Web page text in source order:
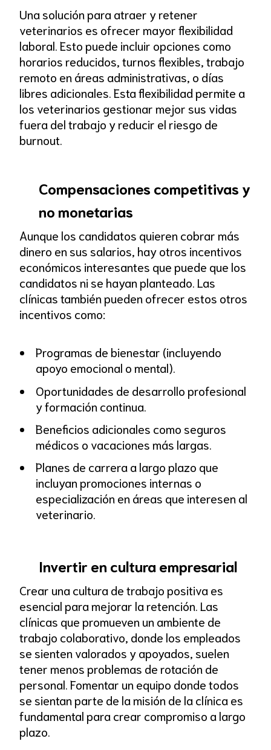
Una solución para atraer y retener
veterinarios es ofrecer mayor flexibilidad
laboral. Esto puede incluir opciones como
horarios reducidos, turnos flexibles, trabajo
remoto en áreas administrativas, o días
libres adicionales. Esta flexibilidad permite a
los veterinarios gestionar mejor sus vidas
fuera del trabajo y reducir el riesgo de
burnout.
Compensaciones competitivas y
no monetarias
Aunque los candidatos quieren cobrar más
dinero en sus salarios, hay otros incentivos
económicos interesantes que puede que los
candidatos ni se hayan planteado. Las
clínicas también pueden ofrecer estos otros
incentivos como:
Programas de bienestar (incluyendo
apoyo emocional o mental).
Oportunidades de desarrollo profesional
y formación continua.
Beneficios adicionales como seguros
médicos o vacaciones más largas.
Planes de carrera a largo plazo que
incluyan promociones internas o
especialización en áreas que interesen al
veterinario.
Invertir en cultura empresarial
Crear una cultura de trabajo positiva es
esencial para mejorar la retención. Las
clínicas que promueven un ambiente de
trabajo colaborativo, donde los empleados
se sienten valorados y apoyados, suelen
tener menos problemas de rotación de
personal. Fomentar un equipo donde todos
se sientan parte de la misión de la clínica es
fundamental para crear compromiso a largo
plazo.